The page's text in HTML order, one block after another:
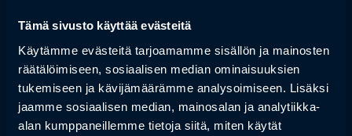
Tämä sivusto käyttää evästeitä
Käytämme evästeitä tarjoamamme sisällön ja mainosten
räätälöimiseen, sosiaalisen median ominaisuuksien
tukemiseen ja kävijämäärämme analysoimiseen. Lisäksi
jaamme sosiaalisen median, mainosalan ja analytiikka-
alan kumppaneillemme tietoja siitä, miten käytät
calendar_month 20.–21.10.2026, Espoo
Lue lisää